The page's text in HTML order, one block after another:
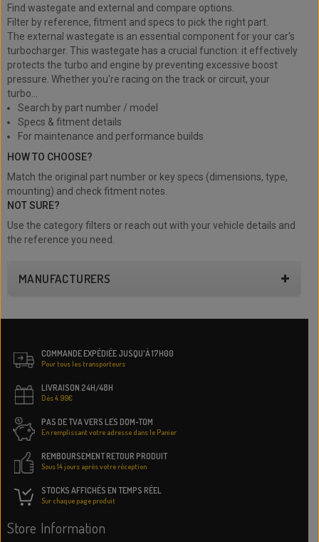
Find wastegate and external and compare options.
Filter by reference, fitment and specs to pick the right part.
The external wastegate is an essential component for your car's
turbocharger. This wastegate has a crucial function: it effectively
protects the turbo and engine by preventing excessive boost
pressure. Whether you're racing on the track or circuit, your
turbo...
Search by part number / model
Specs & fitment details
For maintenance and performance builds
HOW TO CHOOSE?
Match the original part number or key specs (dimensions, type,
mounting) and check fitment notes.
NOT SURE?
Use the category filters or reach out with your vehicle details and
the reference you need.
MANUFACTURERS
COMMANDE EXPÉDIÉE JUSQU'À 17H00
Pour tous les transporteurs
LIVRAISON 24H/48H
Dès 4.99€
PAS DE TVA VERS LES DOM-TOM
En remplissant votre adresse dans le Panier
REMBOURSEMENT RETOUR PRODUIT
Sous 14 jours après votre réception
STOCKS AFFICHÉS EN TEMPS RÉEL
Sur chaque page produit
Store Information